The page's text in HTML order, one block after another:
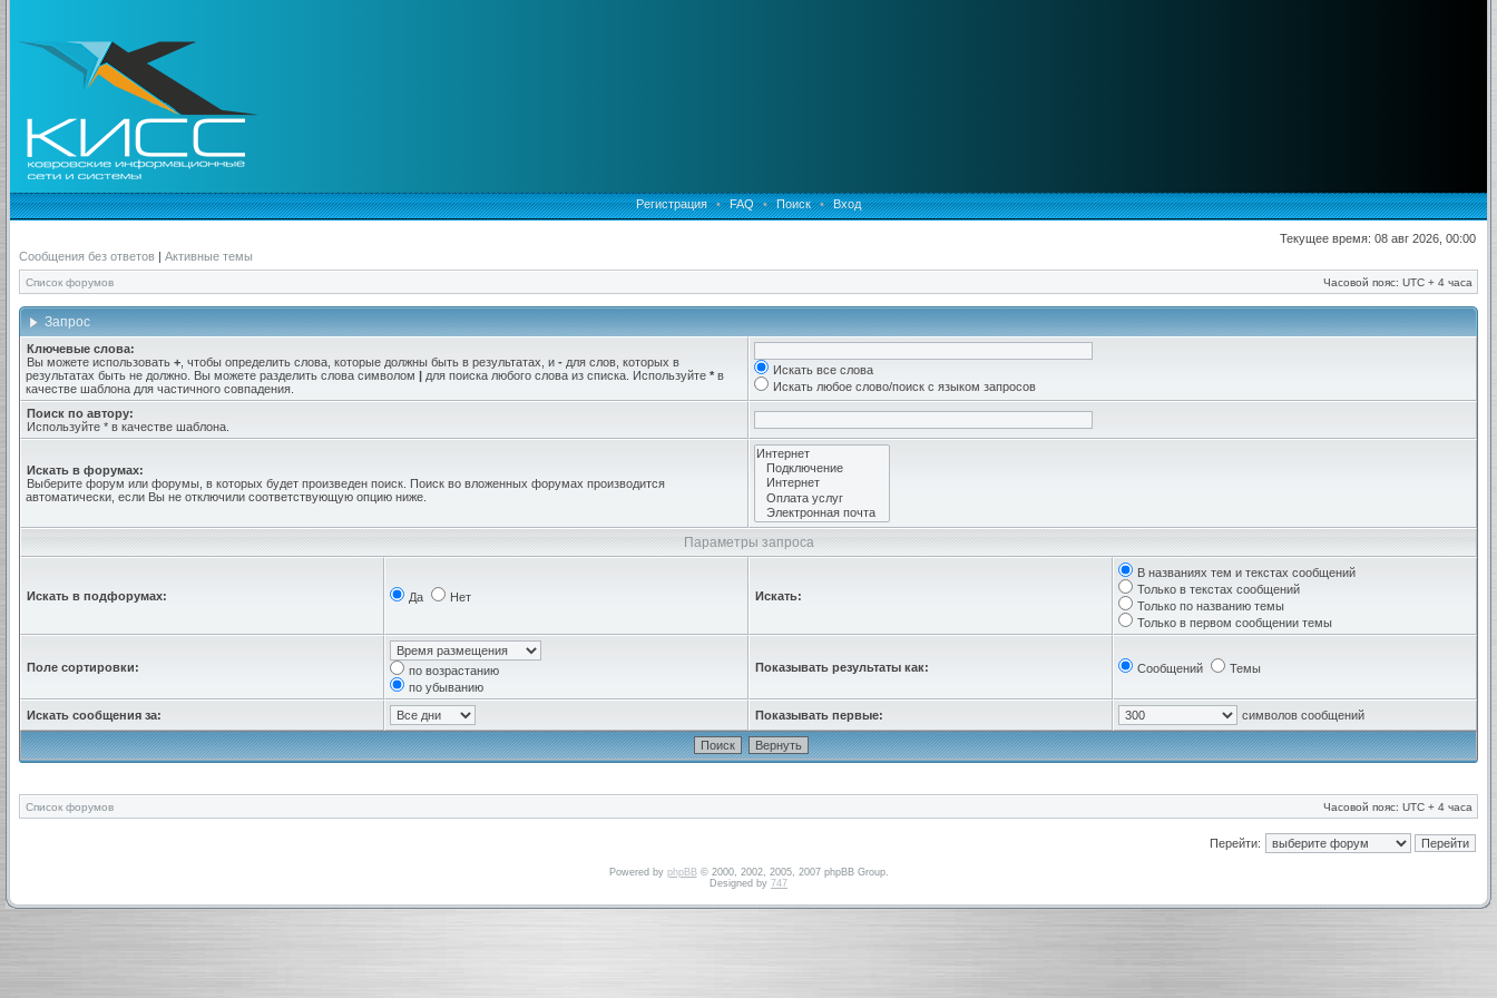
Регистрация • FAQ • Поиск • Вход
Текущее время: 08 авг 2026, 00:00
Сообщения без ответов | Активные темы
Список форумов Часовой пояс: UTC + 4 часа
Запрос
Ключевые слова:
Вы можете использовать + , чтобы определить слова, которые должны быть в результатах, и - для слов, которых в
результатах быть не должно. Вы можете разделить слова символом | для поиска любого слова из списка. Используйте * в
качестве шаблона для частичного совпадения.
Искать все слова
Искать любое слово/поиск с языком запросов
Поиск по автору:
Используйте * в качестве шаблона.
Искать в форумах:
Выберите форум или форумы, в которых будет произведен поиск. Поиск во вложенных форумах производится
автоматически, если Вы не отключили соответствующую опцию ниже.
Параметры запроса
Искать в подфорумах: Да Нет Искать:
В названиях тем и текстах сообщений
Только в текстах сообщений
Только по названию темы
Только в первом сообщении темы
Поле сортировки:
по возрастанию
по убыванию
Показывать результаты как: Сообщений Темы
Искать сообщения за: Показывать первые: символов сообщений
Список форумов Часовой пояс: UTC + 4 часа
Перейти:
Powered by phpBB© 2000, 2002, 2005, 2007 phpBB Group.
Designed by 747